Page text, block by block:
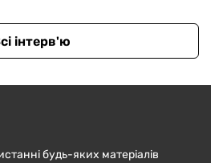
інтерв'ю
будь-яких матеріалів